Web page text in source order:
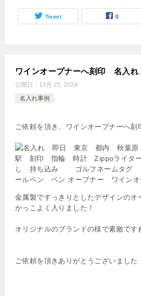
Tweet 0
ワインオープナーへ刻印 名入れ
公開日： 11月 25, 2024
名入れ事例
ご依頼を頂き、ワインオープナーへ刻
金属製ですっきりとしたデザインのオ
かっこよく入りました！
オリジナルのブランドの様で素敵です
ご依頼を頂きありがとうございました